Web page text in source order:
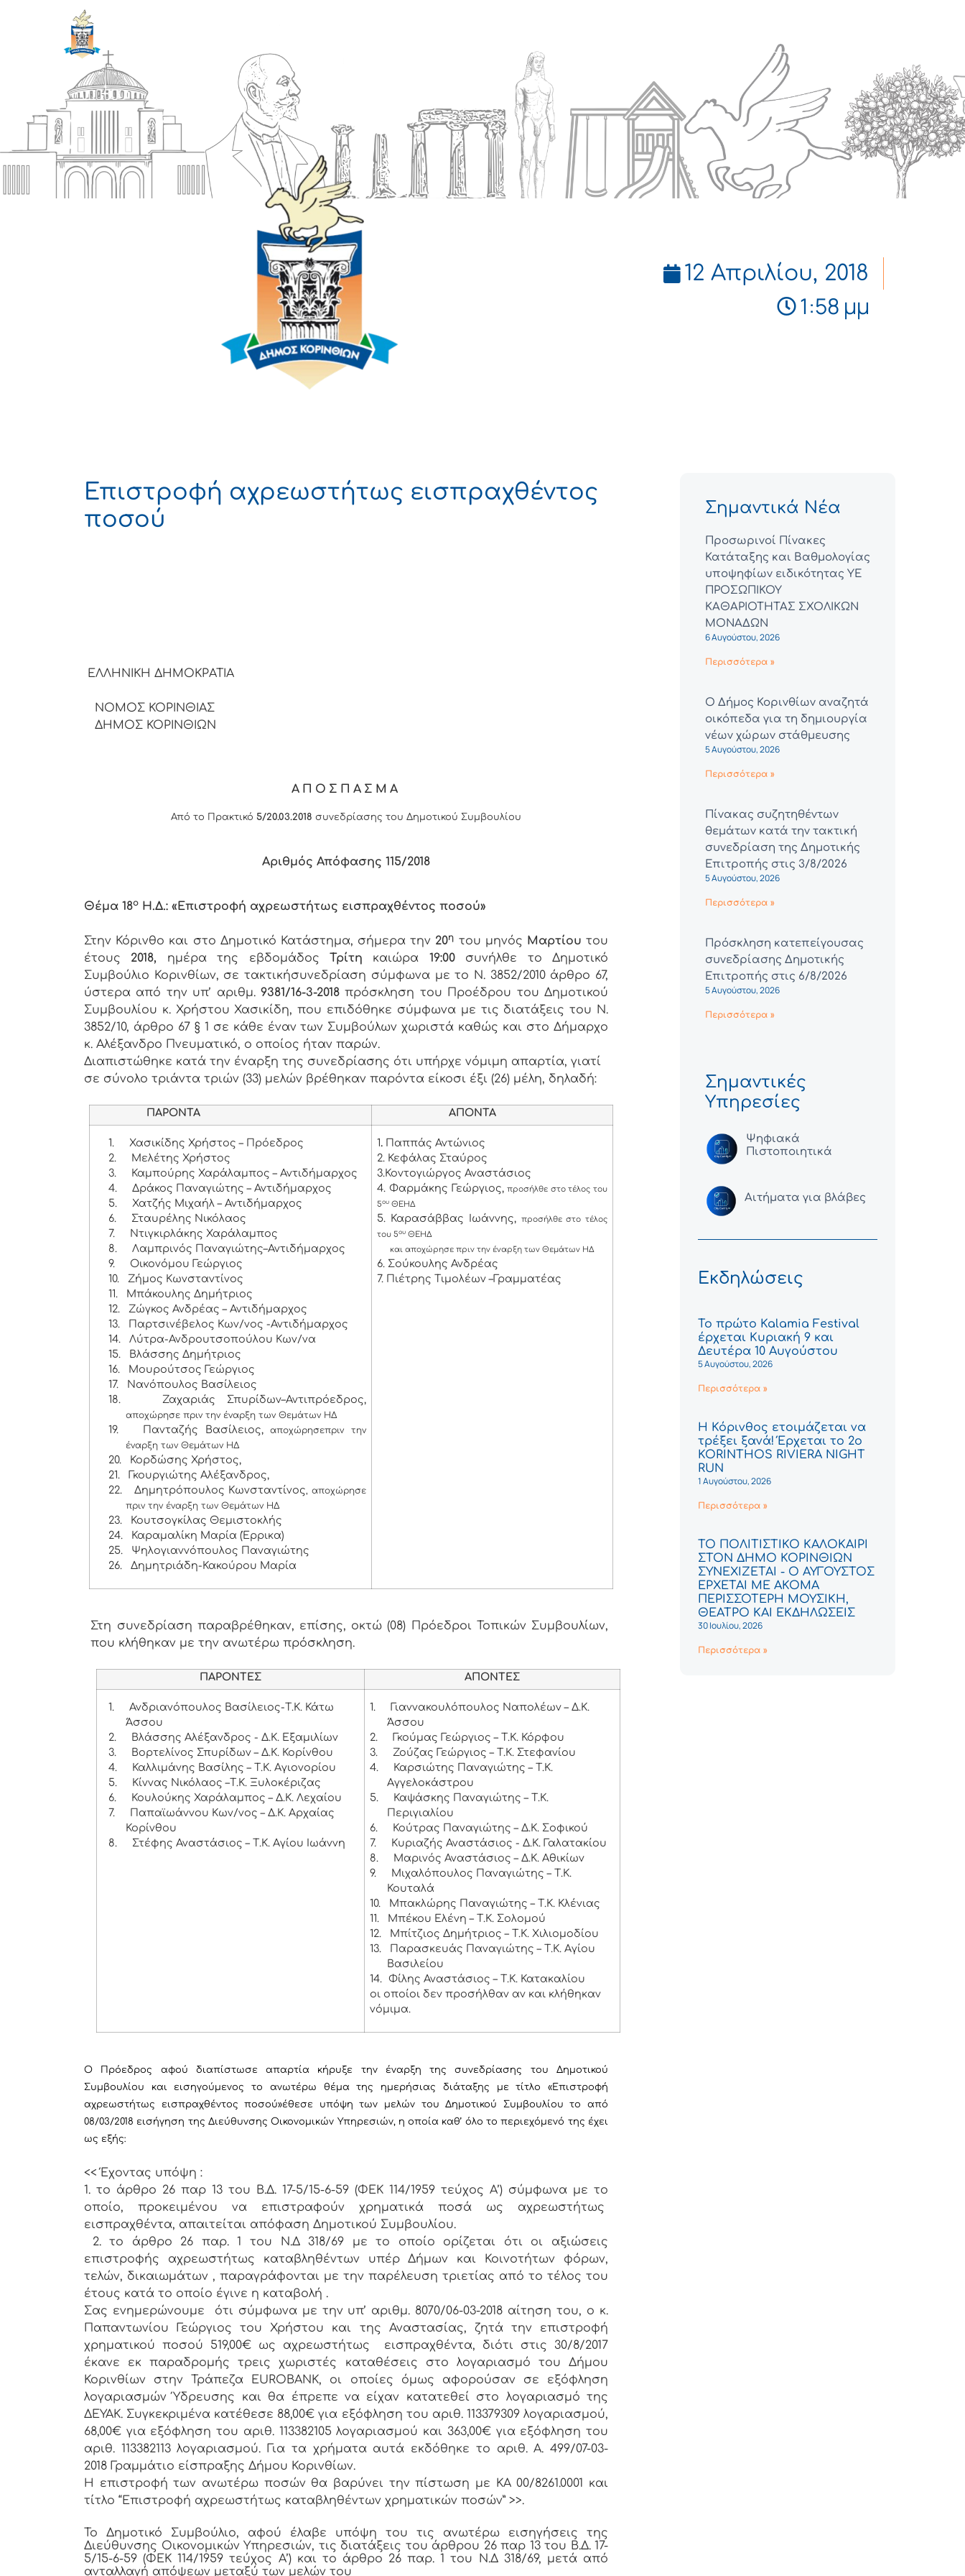
12 Απριλίου, 2018
1:58 μμ
Επιστροφή αχρεωστήτως εισπραχθέντος
ποσού
ΕΛΛΗΝΙΚΗ ΔΗΜΟΚΡΑΤΙΑ
ΝΟΜΟΣ ΚΟΡΙΝΘΙΑΣ
ΔΗΜΟΣ ΚΟΡΙΝΘΙΩΝ
ΑΠΟΣΠΑΣΜΑ
Από το Πρακτικό 5/20.03.2018 συνεδρίασης του Δημοτικού Συμβουλίου
Αριθμός Απόφασης 115/2018
Θέμα 18ο Η.Δ.: «Επιστροφή αχρεωστήτως εισπραχθέντος ποσού»
Στην Κόρινθο και στο Δημοτικό Κατάστημα, σήμερα την 20η του μηνός Μαρτίου του
έτους 2018, ημέρα της εβδομάδοςΤρίτη καιώρα 19:00συνήλθε το Δημοτικό
Συμβούλιο Κορινθίων, σε τακτικήσυνεδρίαση σύμφωνα με το Ν. 3852/2010 άρθρο 67,
ύστερα από την υπ’ αριθμ. 9381/16-3-2018πρόσκληση του Προέδρου του Δημοτικού
Συμβουλίου κ. Χρήστου Χασικίδη, που επιδόθηκε σύμφωνα με τις διατάξεις του Ν.
3852/10, άρθρο 67 § 1 σε κάθε έναν των Συμβούλων χωριστά καθώς και στο Δήμαρχο
κ. Αλέξανδρο Πνευματικό, ο οποίος ήταν παρών.
Διαπιστώθηκε κατά την έναρξη της συνεδρίασης ότι υπήρχε νόμιμη απαρτία, γιατί
σε σύνολο τριάντα τριών (33) μελών βρέθηκαν παρόντα είκοσι έξι (26) μέλη, δηλαδή:
ΠΑΡΟΝΤΑ ΑΠΟΝΤΑ
1.
Χασικίδης Χρήστος – Πρόεδρος
2.
Μελέτης Χρήστος
3.
Καμπούρης Χαράλαμπος – Αντιδήμαρχος
4.
Δράκος Παναγιώτης – Αντιδήμαρχος
5.
Χατζής Μιχαήλ – Αντιδήμαρχος
6.
Σταυρέλης Νικόλαος
7.
Ντιγκιρλάκης Χαράλαμπος
8.
Λαμπρινός Παναγιώτης–Αντιδήμαρχος
9.
Οικονόμου Γεώργιος
10.
Ζήμος Κωνσταντίνος
11.
Μπάκουλης Δημήτριος
12.
Ζώγκος Ανδρέας – Αντιδήμαρχος
13.
Παρτσινέβελος Κων/νος -Αντιδήμαρχος
14.
Λύτρα-Ανδρουτσοπούλου Κων/να
15.
Βλάσσης Δημήτριος
16.
Μουρούτσος Γεώργιος
17.
Νανόπουλος Βασίλειος
18.
Ζαχαριάς Σπυρίδων–Αντιπρόεδρος,
αποχώρησε πριν την έναρξη των Θεμάτων ΗΔ
19. Πανταζής Βασίλειος,αποχώρησεπριν την
έναρξη των Θεμάτων ΗΔ
20.
Κορδώσης Χρήστος,
21.
Γκουργιώτης Αλέξανδρος,
22.
Δημητρόπουλος Κωνσταντίνος, αποχώρησε
πριν την έναρξη των Θεμάτων ΗΔ
23.
Κουτσογκίλας Θεμιστοκλής
24.
Καραμαλίκη Μαρία (Έρρικα)
25.
Ψηλογιαννόπουλος Παναγιώτης
26.
Δημητριάδη-Κακούρου Μαρία
1. Παππάς Αντώνιος
2. Κεφάλας Σταύρος
3.Κοντογιώργος Αναστάσιος
4. Φαρμάκης Γεώργιος,προσήλθε στο τέλος του
5ου ΘΕΗΔ
5. Καρασάββας Ιωάννης,
προσήλθε στο τέλος
του 5ου ΘΕΗΔ
και αποχώρησε πριν την έναρξη των Θεμάτων ΗΔ
6. Σούκουλης Ανδρέας
7. Πιέτρης Τιμολέων –Γραμματέας
Στη συνεδρίαση παραβρέθηκαν, επίσης, οκτώ (08) Πρόεδροι Τοπικών Συμβουλίων,
που κλήθηκαν με την ανωτέρω πρόσκληση.
ΠΑΡΟΝΤΕΣ ΑΠΟΝΤΕΣ
1.
Ανδριανόπουλος Βασίλειος-Τ.Κ. Κάτω
Άσσου
2.
Βλάσσης Αλέξανδρος - Δ.Κ. Εξαμιλίων
3.
Βορτελίνος Σπυρίδων – Δ.Κ. Κορίνθου
4.
Καλλιμάνης Βασίλης – Τ.Κ. Αγιονορίου
5.
Κίννας Νικόλαος –Τ.Κ. Ξυλοκέριζας
6.
Κουλούκης Χαράλαμπος – Δ.Κ. Λεχαίου
7.
Παπαϊωάννου Κων/νος – Δ.Κ. Αρχαίας
Κορίνθου
8.
Στέφης Αναστάσιος – Τ.Κ. Αγίου Ιωάννη
1.
Γιαννακουλόπουλος Ναπολέων – Δ.Κ.
Άσσου
2.
Γκούμας Γεώργιος – Τ.Κ. Κόρφου
3.
Ζούζας Γεώργιος – Τ.Κ. Στεφανίου
4.
Καρσιώτης Παναγιώτης – Τ.Κ.
Αγγελοκάστρου
5.
Καψάσκης Παναγιώτης – Τ.Κ.
Περιγιαλίου
6.
Κούτρας Παναγιώτης – Δ.Κ. Σοφικού
7.
Κυριαζής Αναστάσιος - Δ.Κ. Γαλατακίου
8.
Μαρινός Αναστάσιος – Δ.Κ. Αθικίων
9.
Μιχαλόπουλος Παναγιώτης – Τ.Κ.
Κουταλά
10.
Μπακλώρης Παναγιώτης – Τ.Κ. Κλένιας
11.
Μπέκου Ελένη – Τ.Κ. Σολομού
12.
Μπίτζιος Δημήτριος – Τ.Κ. Χιλιομοδίου
13.
Παρασκευάς Παναγιώτης – Τ.Κ. Αγίου
Βασιλείου
14. Φίλης Αναστάσιος – Τ.Κ. Κατακαλίου
οι οποίοι δεν προσήλθαν αν και κλήθηκαν
νόμιμα.
Ο Πρόεδρος αφού διαπίστωσε απαρτία κήρυξε την έναρξη της συνεδρίασης του Δημοτικού
Συμβουλίου και εισηγούμενος το ανωτέρω θέμα της ημερήσιας διάταξης με τίτλο «Επιστροφή
αχρεωστήτως εισπραχθέντος ποσού»έθεσε υπόψη των μελών του Δημοτικού Συμβουλίου το από
08/03/2018 εισήγηση της Διεύθυνσης Οικονομικών Υπηρεσιών, η οποία καθ’ όλο το περιεχόμενό της έχει
ως εξής:
<< Έχοντας υπόψη :
1. το άρθρο 26 παρ 13 του Β.Δ. 17-5/15-6-59 (ΦΕΚ 114/1959 τεύχος Α’) σύμφωνα με το
οποίο, προκειμένου να επιστραφούν χρηματικά ποσά ως αχρεωστήτως
εισπραχθέντα, απαιτείται απόφαση Δημοτικού Συμβουλίου.
2. το άρθρο 26 παρ. 1 του Ν.Δ 318/69 με το οποίο ορίζεται ότι οι αξιώσεις
επιστροφής αχρεωστήτως καταβληθέντων υπέρ Δήμων και Κοινοτήτων φόρων,
τελών, δικαιωμάτων , παραγράφονται με την παρέλευση τριετίας από το τέλος του
έτους κατά το οποίο έγινε η καταβολή .
Σας ενημερώνουμε ότι σύμφωνα με την υπ’ αριθμ. 8070/06-03-2018 αίτηση του, ο κ.
Παπαντωνίου Γεώργιος του Χρήστου και της Αναστασίας, ζητά την επιστροφή
χρηματικού ποσού 519,00€ ως αχρεωστήτως εισπραχθέντα, διότι στις 30/8/2017
έκανε εκ παραδρομής τρεις χωριστές καταθέσεις στο λογαριασμό του Δήμου
Κορινθίων στην Τράπεζα EUROBANK, οι οποίες όμως αφορούσαν σε εξόφληση
λογαριασμών Ύδρευσης και θα έπρεπε να είχαν κατατεθεί στο λογαριασμό της
ΔΕΥΑΚ. Συγκεκριμένα κατέθεσε 88,00€ για εξόφληση του αριθ. 113379309 λογαριασμού,
68,00€ για εξόφληση του αριθ. 113382105 λογαριασμού και 363,00€ για εξόφληση του
αριθ. 113382113 λογαριασμού. Για τα χρήματα αυτά εκδόθηκε το αριθ. Α. 499/07-03-
2018 Γραμμάτιο είσπραξης Δήμου Κορινθίων.
Η επιστροφή των ανωτέρω ποσών θα βαρύνει την πίστωση με ΚΑ 00/8261.0001 και
τίτλο “Επιστροφή αχρεωστήτως καταβληθέντων χρηματικών ποσών” >>.
Το Δημοτικό Συμβούλιο, αφού έλαβε υπόψη του τις ανωτέρω εισηγήσεις της
Διεύθυνσης Οικονομικών Υπηρεσιών, τις διατάξεις του άρθρου 26 παρ 13 του Β.Δ. 17-
5/15-6-59 (ΦΕΚ 114/1959 τεύχος Α’) και το άρθρο 26 παρ. 1 του Ν.Δ 318/69, μετά από
ανταλλαγή απόψεων μεταξύ των μελών του
Σημαντικά Νέα
Προσωρινοί Πίνακες
Κατάταξης και Βαθμολογίας
υποψηφίων ειδικότητας ΥΕ
ΠΡΟΣΩΠΙΚΟΥ
ΚΑΘΑΡΙΟΤΗΤΑΣ ΣΧΟΛΙΚΩΝ
ΜΟΝΑΔΩΝ
6 Αυγούστου, 2026
Περισσότερα »
Ο Δήμος Κορινθίων αναζητά
οικόπεδα για τη δημιουργία
νέων χώρων στάθμευσης
5 Αυγούστου, 2026
Περισσότερα »
Πίνακας συζητηθέντων
θεμάτων κατά την τακτική
συνεδρίαση της Δημοτικής
Επιτροπής στις 3/8/2026
5 Αυγούστου, 2026
Περισσότερα »
Πρόσκληση κατεπείγουσας
συνεδρίασης Δημοτικής
Επιτροπής στις 6/8/2026
5 Αυγούστου, 2026
Περισσότερα »
Σημαντικές
Υπηρεσίες
Ψηφιακά
Πιστοποιητικά
Αιτήματα για βλάβες
Εκδηλώσεις
Το πρώτο Kalamia Festival
έρχεται Κυριακή 9 και
Δευτέρα 10 Αυγούστου
5 Αυγούστου, 2026
Περισσότερα »
Η Κόρινθος ετοιμάζεται να
τρέξει ξανά! Έρχεται το 2ο
KORINTHOS RIVIERA NIGHT
RUN
1 Αυγούστου, 2026
Περισσότερα »
ΤΟ ΠΟΛΙΤΙΣΤΙΚΟ ΚΑΛΟΚΑΙΡΙ
ΣΤΟΝ ΔΗΜΟ ΚΟΡΙΝΘΙΩΝ
ΣΥΝΕΧΙΖΕΤΑΙ - Ο ΑΥΓΟΥΣΤΟΣ
ΕΡΧΕΤΑΙ ΜΕ ΑΚΟΜΑ
ΠΕΡΙΣΣΟΤΕΡΗ ΜΟΥΣΙΚΗ,
ΘΕΑΤΡΟ ΚΑΙ ΕΚΔΗΛΩΣΕΙΣ
30 Ιουλίου, 2026
Περισσότερα »